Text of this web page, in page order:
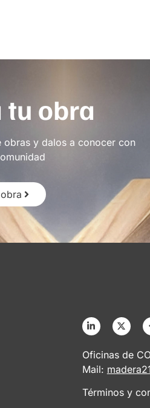
tu obra
obras y dalos a conocer con
Oficinas de
Mail:
Términos y